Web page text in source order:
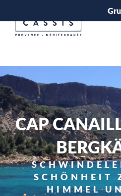
contenu
CAP
SCHÖNHEIT
HIMMEL